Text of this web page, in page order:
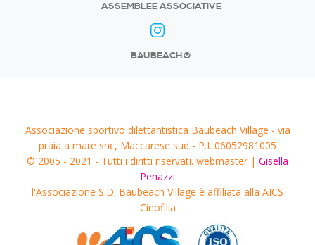
ASSEMBLEE ASSOCIATIVE
BAUBEACH®
Associazione sportivo dilettantistica Baubeach Village - via
praia a mare snc, Maccarese sud - P.I. 06052981005
© 2005 - 2021 - Tutti i diritti riservati. webmaster | Gisella
Penazzi
l'Associazione S.D. Baubeach Village è affiliata alla AICS
Cinofilia